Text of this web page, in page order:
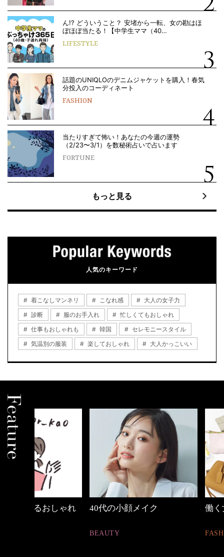
ん!? どういうこと？ 安堵から一転、女の勘はほ
ぼほぼ当たる！【中学生ママ（40…
LIFESTYLE
話題のUNIQLOのデニムジャケットを購入！春気
分投入のコーディネート
FASHION
当たりすぎて怖い！あなたの今週の運勢
（2/23〜3/1）を数秘術占いで占います
FORTUNE
もっと見る
人気のキーワード
着こなしマンネリ こなれ感
大人の女子力
診断
服のお手入れ
忙しくてもおしゃれ
仕事もおしゃれも
韓国
セレモニースタイル
気温別の服装
楽しておしゃれ 大人かっこいい
40代の小顔メイク 働く女性のバッグ